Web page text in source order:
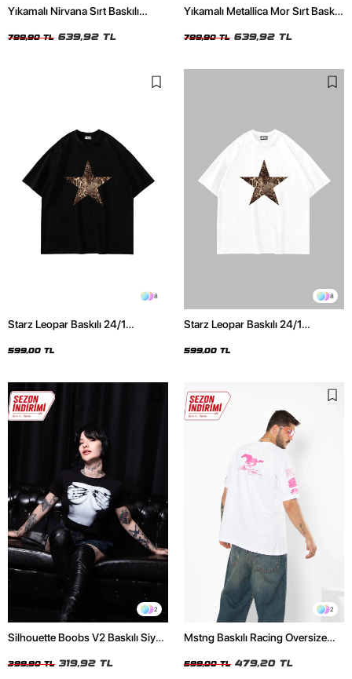
Yıkamalı Nirvana Sırt Baskılı
799,90 TL 639,92 TL
Yıkamalı Metallica Mor Sırt Baskılı
799,90 TL 639,92 TL
8
Starz Leopar Baskılı 24/1
599,00 TL
8
Starz Leopar Baskılı 24/1
599,00 TL
2
Silhouette Boobs V2 Baskılı Siyah
399,90 TL 319,92 TL
2
Mstng Baskılı Racing Oversize
599,00 TL 479,20 TL